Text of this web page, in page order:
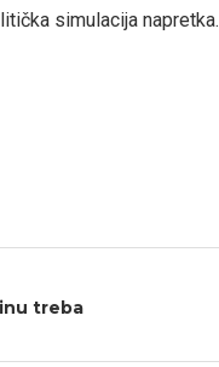
simulacija napretka.
treba